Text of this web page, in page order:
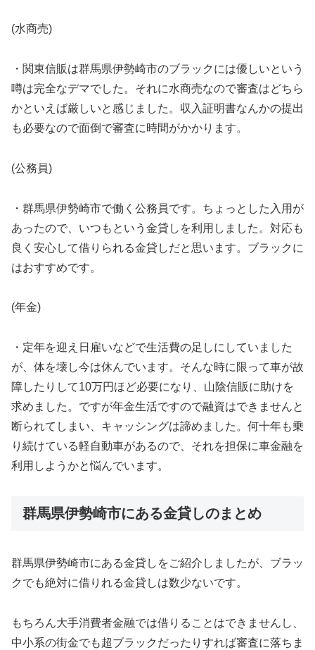
(水商売)
・関東信販は群馬県伊勢崎市のブラックには優しいという
噂は完全なデマでした。それに水商売なので審査はどちら
かといえば厳しいと感じました。収入証明書なんかの提出
も必要なので面倒で審査に時間がかかります。
(公務員)
・群馬県伊勢崎市で働く公務員です。ちょっとした入用が
あったので、いつもという金貸しを利用しました。対応も
良く安心して借りられる金貸しだと思います。ブラックに
はおすすめです。
(年金)
・定年を迎え日雇いなどで生活費の足しにしていました
が、体を壊し今は休んでいます。そんな時に限って車が故
障したりして10万円ほど必要になり、山陰信販に助けを
求めました。ですが年金生活ですので融資はできませんと
断られてしまい、キャッシングは諦めました。何十年も乗
り続けている軽自動車があるので、それを担保に車金融を
利用しようかと悩んでいます。
群馬県伊勢崎市にある金貸しのまとめ
群馬県伊勢崎市にある金貸しをご紹介しましたが、ブラッ
クでも絶対に借りれる金貸しは数少ないです。
もちろん大手消費者金融では借りることはできませんし、
中小系の街金でも超ブラックだったりすれば審査に落ちま